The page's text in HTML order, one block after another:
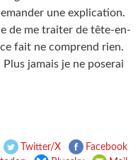
une explication.
de me traiter de tête-en-
fait ne comprend rien.
jamais je ne poserai
Twitter/X
Facebook